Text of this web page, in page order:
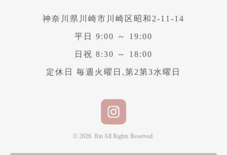
神奈川県川崎市川崎区昭和2-11-14
平日 9:00 ～ 19:00
日祝 8:30 ～ 18:00
定休日 毎週火曜日,第2第3水曜日
© 2026. Rin All Rights Reserved.